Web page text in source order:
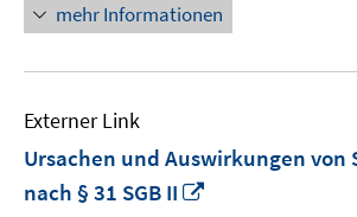
mehr Informationen
Externer Link
Ursachen und Auswirkungen von
nach § 31 SGB II